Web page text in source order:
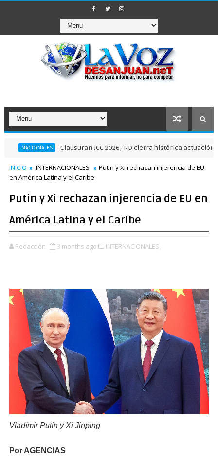
Clausuran JCC 2026; RD cierra histórica actuación deportiva
INICIO INTERNACIONALES
Putin y Xi rechazan injerencia de EU
en América Latina y el Caribe
Putin y Xi rechazan injerencia de EU en
América Latina y el Caribe
Redacción 3 months ago INTERNACIONALES,
Vladímir Putin y Xi Jinping
Por AGENCIAS